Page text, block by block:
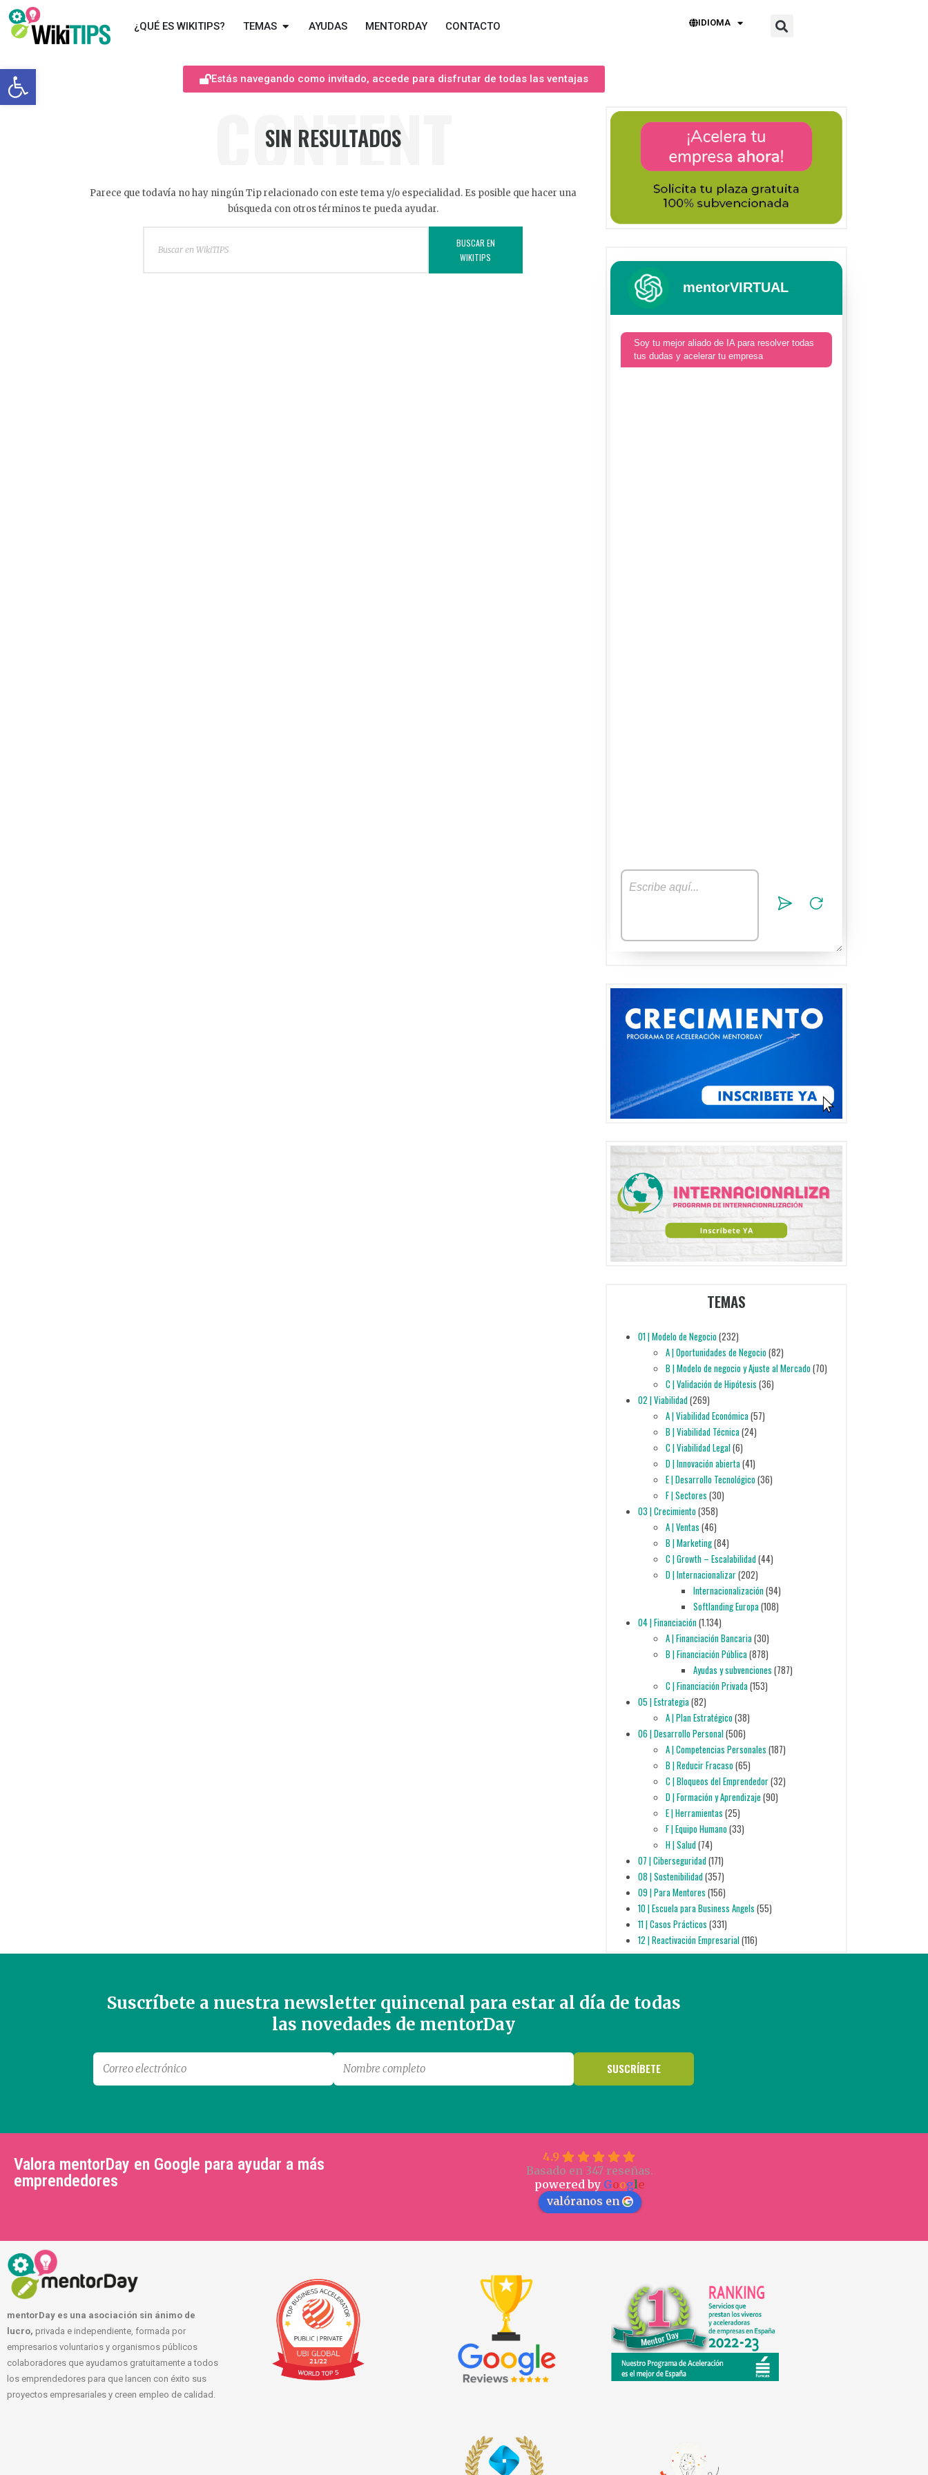
Abrir barra de herramientas
¿QUÉ ES WIKITIPS? TEMAS AYUDAS MENTORDAY CONTACTO IDIOMA
Estás navegando como invitado, accede para disfrutar de todas las ventajas
CONTENT
SIN RESULTADOS
Parece que todavía no hay ningún Tip relacionado con este tema y/o especialidad. Es posible que hacer una
búsqueda con otros términos te pueda ayudar.
BUSCAR EN
WIKITIPS
mentorVIRTUAL
Soy tu mejor aliado de IA para resolver todas
tus dudas y acelerar tu empresa
TEMAS
01 | Modelo de Negocio(232)
A | Oportunidades de Negocio(82)
B | Modelo de negocio y Ajuste al Mercado(70)
C | Validación de Hipótesis (36)
02 | Viabilidad(269)
A | Viabilidad Económica(57)
B | Viabilidad Técnica(24)
C | Viabilidad Legal(6)
D | Innovación abierta(41)
E | Desarrollo Tecnológico(36)
F | Sectores (30)
03 | Crecimiento(358)
A | Ventas (46)
B | Marketing(84)
C | Growth – Escalabilidad(44)
D | Internacionalizar(202)
Internacionalización(94)
Softlanding Europa(108)
04 | Financiación(1.134)
A | Financiación Bancaria(30)
B | Financiación Pública(878)
Ayudas y subvenciones (787)
C | Financiación Privada(153)
05 | Estrategia(82)
A | Plan Estratégico(38)
06 | Desarrollo Personal(506)
A | Competencias Personales (187)
B | Reducir Fracaso(65)
C | Bloqueos del Emprendedor(32)
D | Formación y Aprendizaje (90)
E | Herramientas (25)
F | Equipo Humano(33)
H | Salud(74)
07 | Ciberseguridad(171)
08 | Sostenibilidad(357)
09 | Para Mentores (156)
10 | Escuela para Business Angels (55)
11 | Casos Prácticos (331)
12 | Reactivación Empresarial(116)
Suscríbete a nuestra newsletter quincenal para estar al día de todas
las novedades de mentorDay
Valora mentorDay en Google para ayudar a más
emprendedores
4.9
Basado en 347 reseñas.
powered by Google
valóranos en
mentorDay es una asociación sin ánimo de
lucro, privada e independiente, formada por
empresarios voluntarios y organismos públicos
colaboradores que ayudamos gratuitamente a todos
los emprendedores para que lancen con éxito sus
proyectos empresariales y creen empleo de calidad.